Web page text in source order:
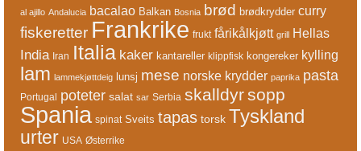
al ajillo Andalucia bacalao Balkan Bosnia brød brødkrydder curry
fiskeretter Frankrike frukt fårikålkjøtt grill Hellas
India Iran Italia kaker kantareller klippfisk kongereker kylling
lam lammekjøttdeig lunsj mese norske krydder paprika pasta
Portugal poteter salat sar Serbia skalldyrsopp
Spania spinat Sveits tapas torsk Tyskland
urter USA Østerrike